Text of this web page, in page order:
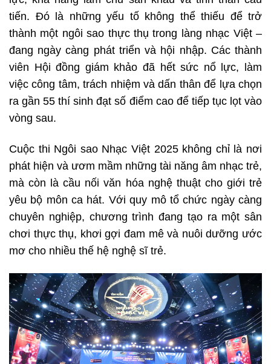
tiến. Đó là những yếu tố không thể thiếu để trở
thành một ngôi sao thực thụ trong làng nhạc Việt –
đang ngày càng phát triển và hội nhập. Các thành
viên Hội đồng giám khảo đã hết sức nổ lực, làm
việc công tâm, trách nhiệm và dấn thân để lựa chọn
ra gần 55 thí sinh đạt số điểm cao để tiếp tục lọt vào
vòng sau.
Cuộc thi Ngôi sao Nhạc Việt 2025 không chỉ là nơi
phát hiện và ươm mầm những tài năng âm nhạc trẻ,
mà còn là cầu nối văn hóa nghệ thuật cho giới trẻ
yêu bộ môn ca hát. Với quy mô tổ chức ngày càng
chuyên nghiệp, chương trình đang tạo ra một sân
chơi thực thụ, khơi gợi đam mê và nuôi dưỡng ước
mơ cho nhiều thế hệ nghệ sĩ trẻ.